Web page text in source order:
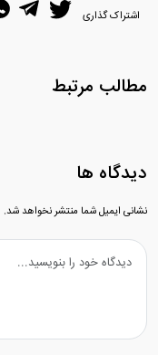
اشتراک گذاری
مطالب مرتبط
دیدگاه ها
نشانی ایمیل شما منتشر نخواهد شد.